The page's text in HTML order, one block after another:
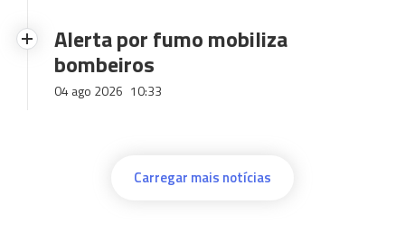
Alerta por fumo mobiliza
bombeiros
04 ago 2026 10:33
Carregar mais notícias